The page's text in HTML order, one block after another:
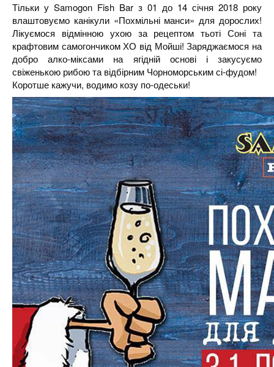
Тільки у Samogon Fish Bar з 01 до 14 січня 2018 року
влаштовуємо канікули «Похмільні манси» для дорослих!
Лікуємося відмінною ухою за рецептом тьоті Соні та
крафтовим самогончиком ХО від Мойші! Заряджаємося на
добро алко-міксами на ягідній основі і закусуємо
свіженькою рибою та відбірним Чорноморським сі-фудом!
Коротше кажучи, водимо козу по-одеськи!